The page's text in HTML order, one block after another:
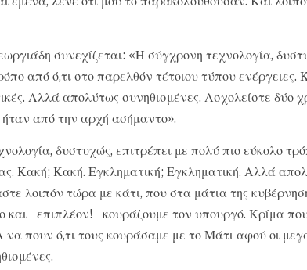
συνεχίζεται: «Η σύγχρονη τεχνολογία,
από ό,τι στο παρελθόν τέτοιου τύπου ενέργειες.
Αλλά απολύτως συνηθισμένες. Ασχολείστε δύο
ήταν από την αρχή ασήμαντο».
δυστυχώς, επιτρέπει με πολύ πιο εύκολο
Κακή; Κακή. Εγκληματική; Εγκληματική. Αλλά
λοιπόν τώρα με κάτι, που στα μάτια της
και –επιπλέον!– κουράζουμε τον υπουργό. Κρίμα
πουν ό,τι τους κουράσαμε με το Μάτι αφού οι